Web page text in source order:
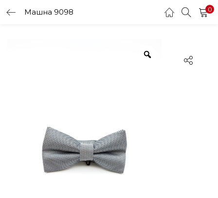
Машна 9098 0
LOGIN
Enter your username and password to login.
Login
Lost password?